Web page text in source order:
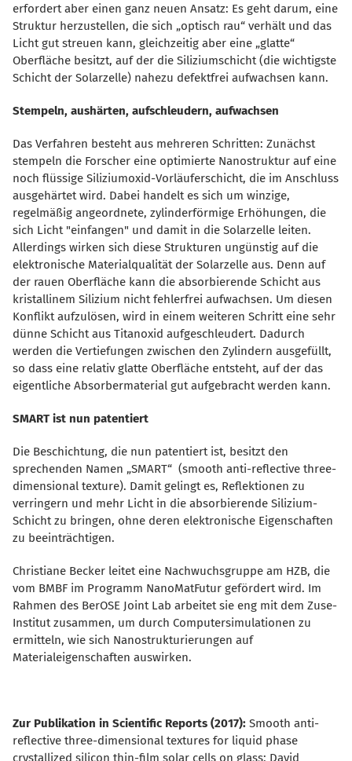
erfordert aber einen ganz neuen Ansatz: Es geht darum, eine
Struktur herzustellen, die sich „optisch rau“ verhält und das
Licht gut streuen kann, gleichzeitig aber eine „glatte“
Oberfläche besitzt, auf der die Siliziumschicht (die wichtigste
Schicht der Solarzelle) nahezu defektfrei aufwachsen kann.
Stempeln, aushärten, aufschleudern, aufwachsen
Das Verfahren besteht aus mehreren Schritten: Zunächst
stempeln die Forscher eine optimierte Nanostruktur auf eine
noch flüssige Siliziumoxid-Vorläuferschicht, die im Anschluss
ausgehärtet wird. Dabei handelt es sich um winzige,
regelmäßig angeordnete, zylinderförmige Erhöhungen, die
sich Licht "einfangen" und damit in die Solarzelle leiten.
Allerdings wirken sich diese Strukturen ungünstig auf die
elektronische Materialqualität der Solarzelle aus. Denn auf
der rauen Oberfläche kann die absorbierende Schicht aus
kristallinem Silizium nicht fehlerfrei aufwachsen. Um diesen
Konflikt aufzulösen, wird in einem weiteren Schritt eine sehr
dünne Schicht aus Titanoxid aufgeschleudert. Dadurch
werden die Vertiefungen zwischen den Zylindern ausgefüllt,
so dass eine relativ glatte Oberfläche entsteht, auf der das
eigentliche Absorbermaterial gut aufgebracht werden kann.
SMART ist nun patentiert
Die Beschichtung, die nun patentiert ist, besitzt den
sprechenden Namen „SMART“ (smooth anti-reflective three-
dimensional texture). Damit gelingt es, Reflektionen zu
verringern und mehr Licht in die absorbierende Silizium-
Schicht zu bringen, ohne deren elektronische Eigenschaften
zu beeinträchtigen.
Christiane Becker leitet eine Nachwuchsgruppe am HZB, die
vom BMBF im Programm NanoMatFutur gefördert wird. Im
Rahmen des BerOSE Joint Lab arbeitet sie eng mit dem Zuse-
Institut zusammen, um durch Computersimulationen zu
ermitteln, wie sich Nanostrukturierungen auf
Materialeigenschaften auswirken.
Zur Publikation in Scientific Reports (2017): Smooth anti-
reflective three-dimensional textures for liquid phase
crystallized silicon thin-film solar cells on glass; David